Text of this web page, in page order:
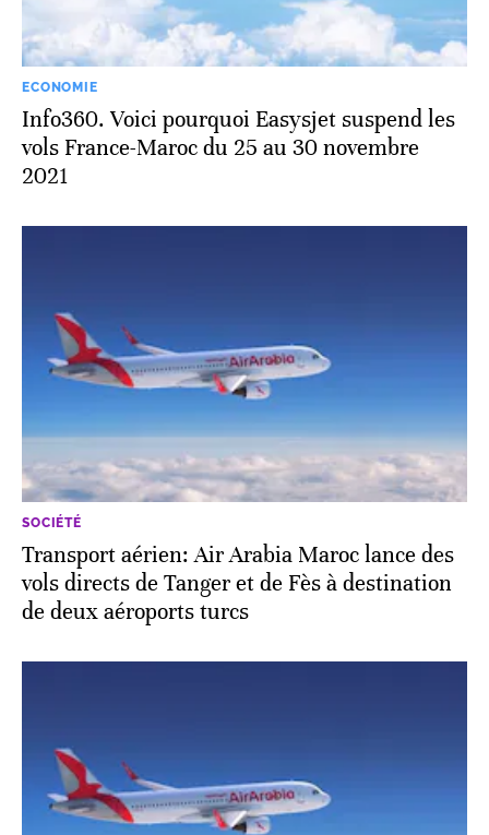
ECONOMIE
Info360. Voici pourquoi Easysjet suspend les
vols France-Maroc du 25 au 30 novembre
2021
SOCIÉTÉ
Transport aérien: Air Arabia Maroc lance des
vols directs de Tanger et de Fès à destination
de deux aéroports turcs